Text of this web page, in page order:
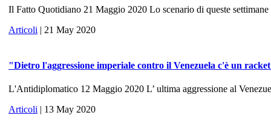
Il Fatto Quotidiano 21 Maggio 2020 Lo scenario di queste
Articoli | 21 May 2020
"Dietro l'aggressione imperiale contro il Venezuela c'è un
L'Antidiplomatico 12 Maggio 2020 L’ ultima aggressione al
Articoli | 13 May 2020